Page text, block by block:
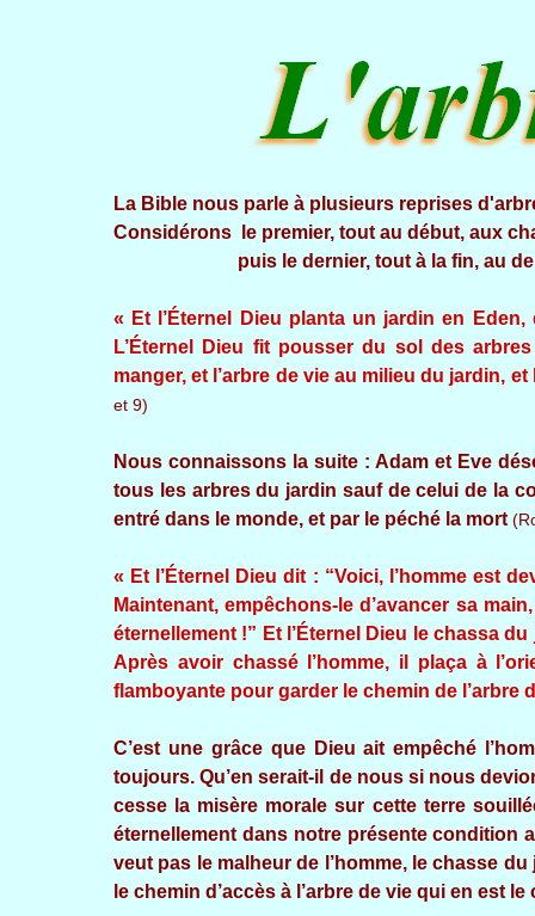
La Bible nous parle à plusieurs reprises
Considérons le premier, tout au début, aux
puis le dernier, tout à la fin, au
« Et l’Éternel Dieu planta un jardin en
L’Éternel Dieu fit pousser du sol des
manger, et l’arbre de vie au milieu du jardin,
et 9)
Nous connaissons la suite : Adam et Eve
tous les arbres du jardin sauf de celui de la
entré dans le monde, et par le péché la mort
« Et l’Éternel Dieu dit : “Voici, l’homme est
Maintenant, empêchons-le d’avancer sa
éternellement !” Et l’Éternel Dieu le chassa
Après avoir chassé l’homme, il plaça à
flamboyante pour garder le chemin de l’arbre
C’est une grâce que Dieu ait empêché
toujours. Qu’en serait-il de nous si nous
cesse la misère morale sur cette terre
éternellement dans notre présente condition
veut pas le malheur de l’homme, le chasse
le chemin d’accès à l’arbre de vie qui en est le